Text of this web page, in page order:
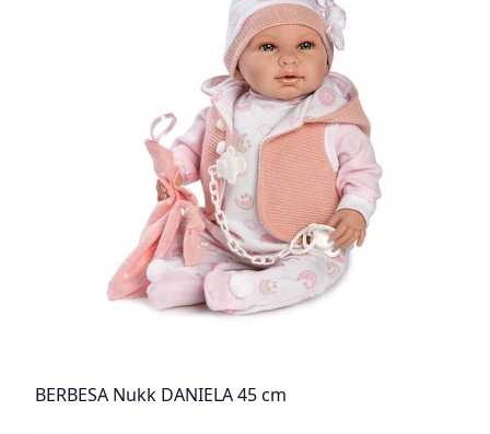
BERBESA Nukk DANIELA 45 cm